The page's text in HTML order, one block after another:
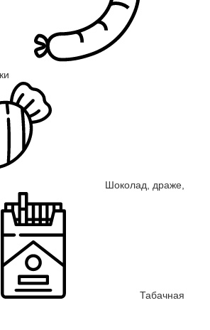
Шоколад, драже,
Табачная